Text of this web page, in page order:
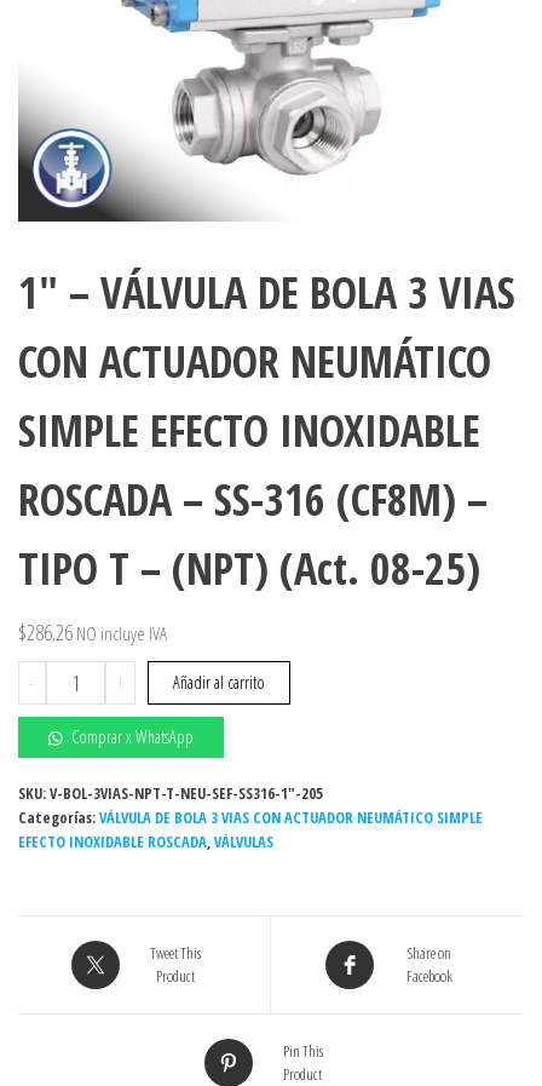
1″ – VÁLVULA DE BOLA 3 VIAS
CON ACTUADOR NEUMÁTICO
SIMPLE EFECTO INOXIDABLE
ROSCADA – SS-316 (CF8M) –
TIPO T – (NPT) (Act. 08-25)
$286.26 NO incluye IVA
-
-
VÁLVULA
DE
BOLA
3
VIAS
NEUMÁTICO
SIMPLE
EFECTO
+ Añadir al carrito
Comprar x WhatsApp
SKU:V-BOL-3VIAS-NPT-T-NEU-SEF-SS316-1"-205
Categorías:VÁLVULA DE BOLA 3 VIAS CON ACTUADOR NEUMÁTICO SIMPLE
EFECTO INOXIDABLE ROSCADA,VÁLVULAS
Tweet This
Product
Share on
Facebook
Pin This
Product